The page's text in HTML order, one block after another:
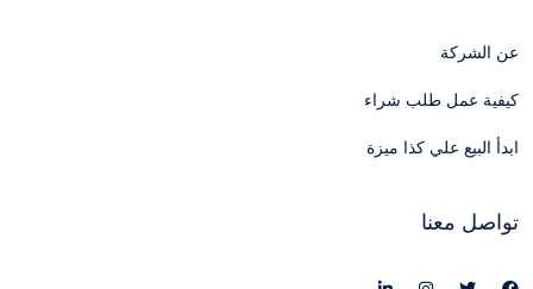
عن الشركة
كيفية عمل طلب شراء
ابدأ البيع علي كذا ميزة
تواصل معنا